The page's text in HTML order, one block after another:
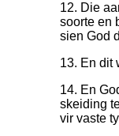
12. Die
soorte en
sien God
13. En dit
14. En
skeiding
vir vaste